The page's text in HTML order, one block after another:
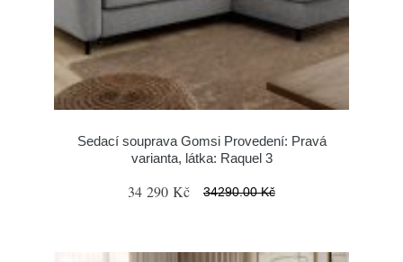
Sedací souprava Gomsi Provedení: Pravá
varianta, látka: Raquel 3
34 290 Kč 34290.00 Kč